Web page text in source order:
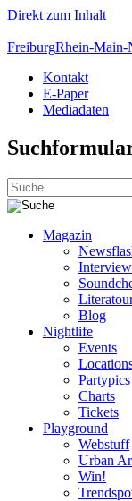
Direkt zum Inhalt
FreiburgRhein-Main-
Kontakt
E-Paper
Mediadaten
Magazin
Interview
Blog
Nightlife
Events
Partypics
Charts
Tickets
Playground
Webstuff
Urban
Win!